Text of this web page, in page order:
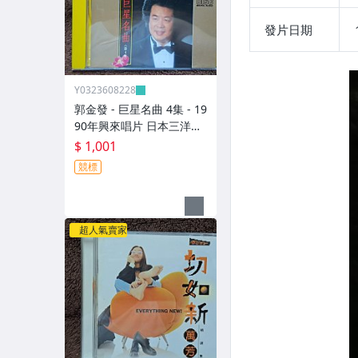
發片日期
Y0323608228
郭金發 - 巨星名曲 4集 - 19
90年興來唱片 日本三洋盤
- 碟片9成新 無IFPI - 1001
元起標 M2316
$ 1,001
競標
超人氣賣家